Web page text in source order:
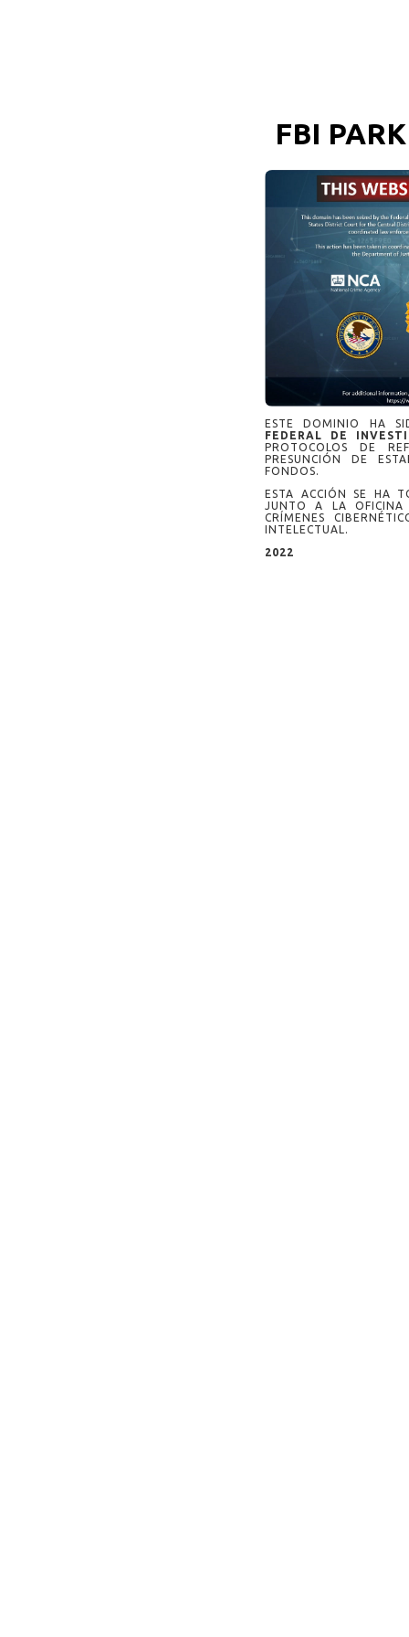
FBI
ESTE DOMINIO HA
FEDERAL DE
PROTOCOLOS DE
PRESUNCIÓN DE
FONDOS.
ESTA ACCIÓN SE HA
JUNTO A LA OFICINA
CRÍMENES
INTELECTUAL.
2022